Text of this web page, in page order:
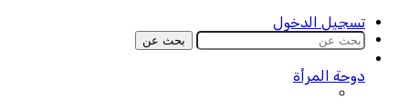
تسجيل الدخول
بحث عن
دوحة المرأة